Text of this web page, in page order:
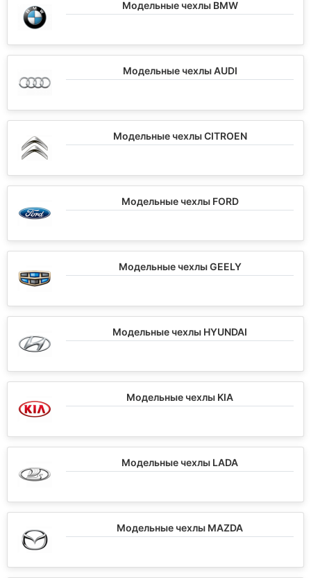
Модельные чехлы BMW
Модельные чехлы AUDI
Модельные чехлы CITROEN
Модельные чехлы FORD
Модельные чехлы GEELY
Модельные чехлы HYUNDAI
Модельные чехлы KIA
Модельные чехлы LADA
Модельные чехлы MAZDA